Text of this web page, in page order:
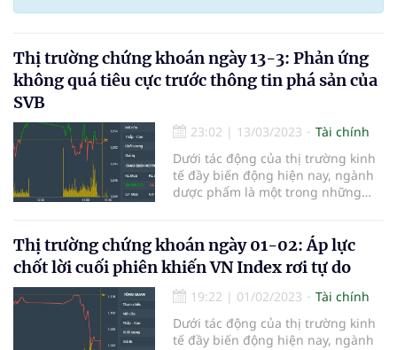
Thị trường chứng khoán ngày 13-3: Phản ứng
không quá tiêu cực trước thông tin phá sản của
SVB
23:02 | 13/03/2023
Tài chính
Dưới tác động của thị trường kinh
tế đầy biến động hiện nay, ngành
dược phẩm là một trong những
báo cho thấy nhóm cổ phiếu
ngành dược phẩm sẽ có cơ hội
tăng giá tích cực và tiềm lực của
ngành dược phẩm tại Việt Nam
đang rất hứa hẹn. Sức khỏe Việt
cung cấp thông tin về thị trường
chứng khoán hàng ngày với kỳ
Thị trường chứng khoán ngày 01-02: Áp lực
chốt lời cuối phiên khiến VN Index rơi tự do
19:22 | 01/02/2023
Tài chính
Dưới tác động của thị trường kinh
tế đầy biến động hiện nay, ngành